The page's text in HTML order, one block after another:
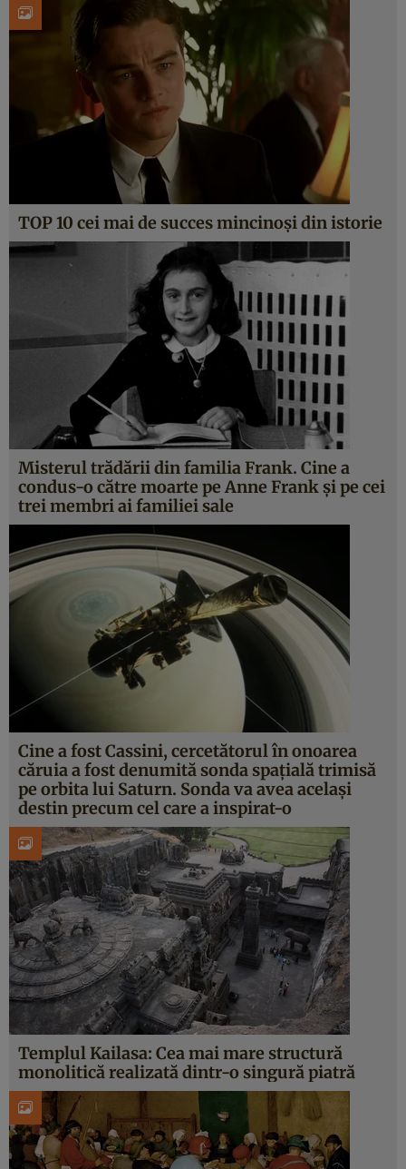
TOP 10 cei mai de succes mincinoşi din istorie
Misterul trădării din familia Frank. Cine a
condus-o către moarte pe Anne Frank şi pe cei
trei membri ai familiei sale
Cine a fost Cassini, cercetătorul în onoarea
căruia a fost denumită sonda spaţială trimisă
pe orbita lui Saturn. Sonda va avea acelaşi
destin precum cel care a inspirat-o
Templul Kailasa: Cea mai mare structură
monolitică realizată dintr-o singură piatră